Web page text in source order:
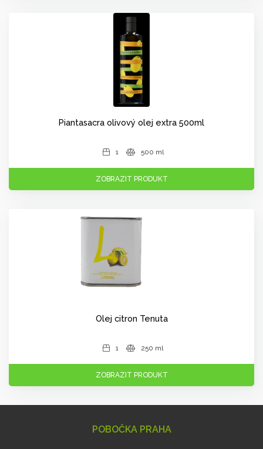
Piantasacra olivový olej extra 500ml
1 500 ml
ZOBRAZIT PRODUKT
Olej citron Tenuta
1 250 ml
ZOBRAZIT PRODUKT
POBOČKA PRAHA